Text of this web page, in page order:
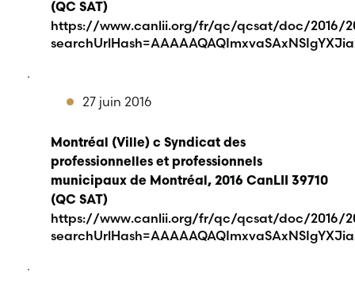
(QC SAT)
https://www.canlii.org/fr/qc/qcsat/doc/2016/
.
27 juin 2016
Montréal (Ville) c Syndicat des
professionnelles et professionnels
municipaux de Montréal, 2016 CanLII 39710
(QC SAT)
https://www.canlii.org/fr/qc/qcsat/doc/2016/
.